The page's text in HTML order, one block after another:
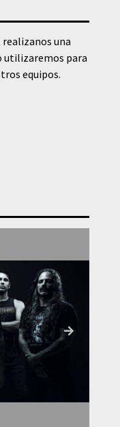
una
utilizaremos para
equipos.